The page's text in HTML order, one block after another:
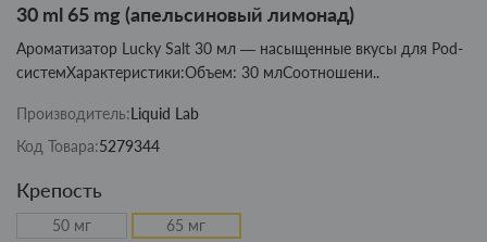
30 ml 65 mg (апельсиновый лимонад)
Ароматизатор Lucky Salt 30 мл — насыщенные вкусы для Pod-
системХарактеристики:Объем: 30 млСоотношени..
Производитель:Liquid Lab
Код Товара:5279344
Крепость
50 мг 65 мг